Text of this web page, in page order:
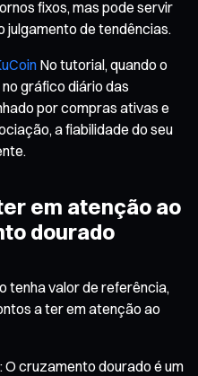
fixos, mas pode servir
de tendências.
No tutorial, quando o
gráfico diário das
por compras ativas e
a fiabilidade do seu
em atenção ao
dourado
tenha valor de referência,
a ter em atenção ao
cruzamento dourado é um